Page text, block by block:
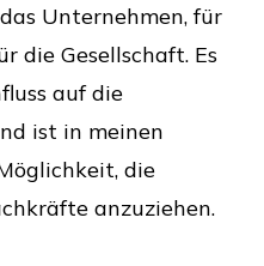
Unternehmen, für
die Gesellschaft. Es
auf die
ist in meinen
die
anzuziehen.